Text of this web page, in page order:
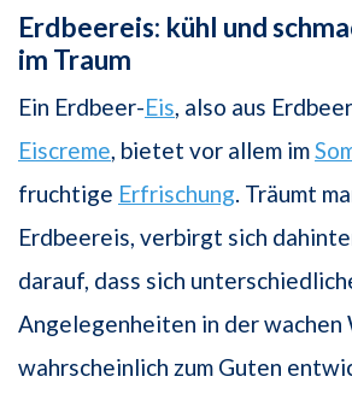
Erdbeereis: kühl und
im Traum
Ein Erdbeer-Eis, also aus
Eiscreme, bietet vor allem im
fruchtige Erfrischung. Träumt
Erdbeereis, verbirgt sich
darauf, dass sich
Angelegenheiten in der wachen
wahrscheinlich zum Guten